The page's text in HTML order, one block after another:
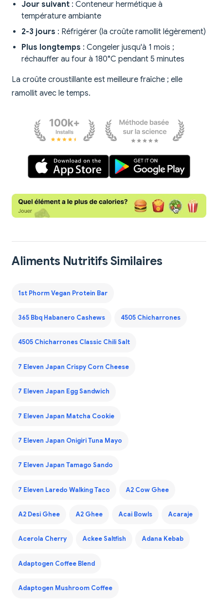
Jour suivant : Conteneur hermétique à
température ambiante
2-3 jours : Réfrigérer (la croûte ramollit légèrement)
Plus longtemps : Congeler jusqu'à 1 mois ;
réchauffer au four à 180°C pendant 5 minutes
La croûte croustillante est meilleure fraîche ; elle
ramollit avec le temps.
Aliments Nutritifs Similaires
1st Phorm Vegan Protein Bar
365 Bbq Habanero Cashews 4505 Chicharrones
4505 Chicharrones Classic Chili Salt
7 Eleven Japan Crispy Corn Cheese
7 Eleven Japan Egg Sandwich
7 Eleven Japan Matcha Cookie
7 Eleven Japan Onigiri Tuna Mayo
7 Eleven Japan Tamago Sando
7 Eleven Laredo Walking Taco A2 Cow Ghee
A2 Desi Ghee A2 Ghee Acai Bowls Acaraje
Acerola Cherry Ackee Saltfish Adana Kebab
Adaptogen Coffee Blend
Adaptogen Mushroom Coffee